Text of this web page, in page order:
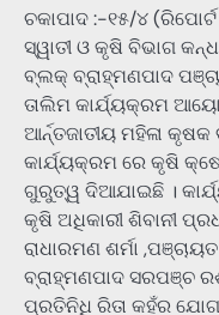
ଚକାପାଦ :-୧୫/୪
ସ୍ୱାତୀ ଓ କୃଷି ବିଭାଗ
ବ୍ଲକ୍ ବ୍ରାହ୍ମଣପାଦ
ତାଲିମ କାର୍ଯ୍ୟକ୍ରମ
ଆର୍ନ୍ତଜାତୀୟ ମହିଳା କୃଷକ
କାର୍ଯ୍ୟକ୍ରମ ରେ କୃଷି
ଗୁରୁତ୍ୱ ଦିଆଯାଇଛି ।
କୃଷି ଅଧିକାରୀ ଶିବାନୀ
ରାଧାରମଣ ଶର୍ମା
ବ୍ରାହ୍ମଣପାଦ ସରପଞ୍ଚ
ପ୍ରତିନିଧି ରିତା କହଁର ଯୋଗ